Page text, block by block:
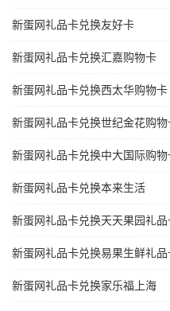
新蛋网礼品卡兑换友好卡
新蛋网礼品卡兑换汇嘉购物卡
新蛋网礼品卡兑换西太华购物卡
新蛋网礼品卡兑换世纪金花购物
新蛋网礼品卡兑换中大国际购物
新蛋网礼品卡兑换本来生活
新蛋网礼品卡兑换天天果园礼品
新蛋网礼品卡兑换易果生鲜礼品
新蛋网礼品卡兑换家乐福上海